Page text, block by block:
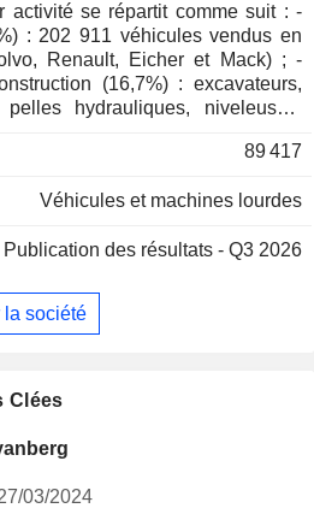
se répartit comme suit : -
: 202 911 véhicules vendus en
Renault, Eicher et Mack) ; -
(16,7%) : excavateurs,
hydrauliques, niveleuses,
(4,2%) : destinés aux bateaux
chariots élévateurs,
la suivante : Europe (43,1%),
Asie (11,5 %), Amérique du Sud
89 417
Véhicules et machines lourdes
Publication des résultats - Q3 2026
la société
Clées
03/2024